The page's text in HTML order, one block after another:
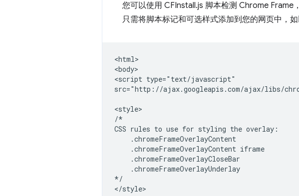
您可以使用 CFInstall.js 脚本检测 Chrome Frame
只需将脚本标记和可选样式添加到您的网页中，如
<html>
<body>
<script type="text/javascript"
src="http://ajax.googleapis.com/ajax/libs/
<style>
/*
CSS rules to use for styling the overlay:
    .chromeFrameOverlayContent
    .chromeFrameOverlayContent iframe
    .chromeFrameOverlayCloseBar
    .chromeFrameOverlayUnderlay
*/
</style>